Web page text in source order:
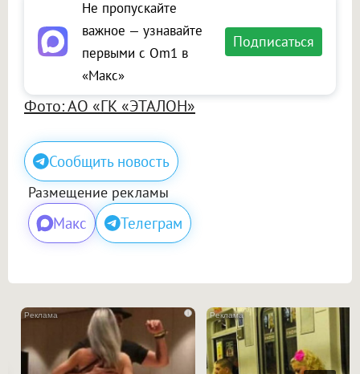
Не пропускайте
важное — узнавайте
первыми с Om1 в
«Макс»
Подписаться
Фото: АО «ГК «ЭТАЛОН»
Сообщить новость
Размещение рекламы
Макс Телеграм
i